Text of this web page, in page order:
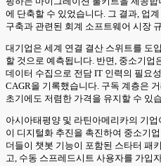
에 단축할 수 있었습니다. 그 결과, 업
구축과 관련된 회계 소프트웨어 시장
대기업은 세계 연결 결산 스위트를 도
할 것으로 예측됩니다. 반면, 중소기
데이터 수집으로 전담 IT 인력의 필요
CAGR을 기록했습니다. 구독 계층은
초기에도 저렴한 가격을 유지할 수 있
아시아태평양 및 라틴아메리카의 기
이 디지털화 추진을 촉진하여 중소기
더들이 챗봇 기능이 포함된 스타터 패
고, 수동 스프레드시트 사용자를 가입